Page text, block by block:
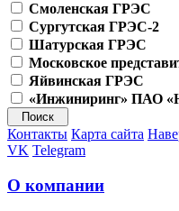
Смоленская ГРЭС
Сургутская ГРЭС-2
Шатурская ГРЭС
Московское
Яйвинская ГРЭС
«Инжиниринг» ПАО
Контакты Карта сайта
VK Telegram
О компании